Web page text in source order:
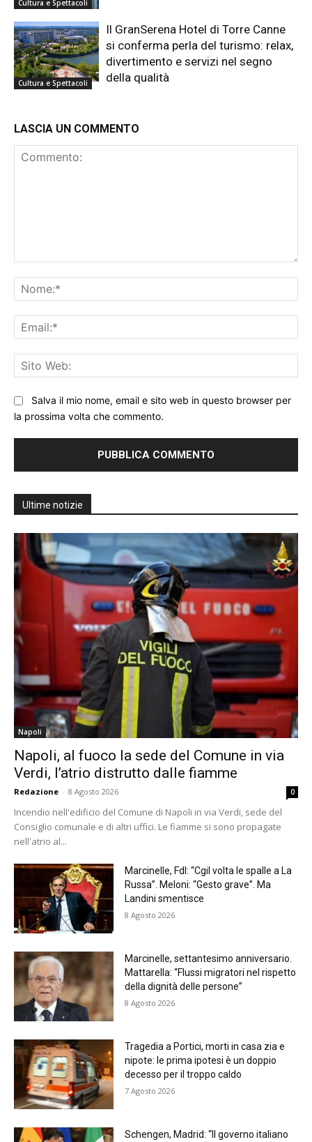
Cultura e Spettacoli
Cultura e Spettacoli
Il GranSerena Hotel di Torre Canne
si conferma perla del turismo: relax,
divertimento e servizi nel segno
della qualità
LASCIA UN COMMENTO
Salva il mio nome, email e sito web in questo browser per
la prossima volta che commento.
Ultime notizie
Napoli
Napoli, al fuoco la sede del Comune in via
Verdi, l’atrio distrutto dalle fiamme
Redazione - 8 Agosto 2026 0
Incendio nell'edificio del Comune di Napoli in via Verdi, sede del
Consiglio comunale e di altri uffici. Le fiamme si sono propagate
nell'atrio al...
Marcinelle, FdI: “Cgil volta le spalle a La
Russa”. Meloni: “Gesto grave”. Ma
Landini smentisce
8 Agosto 2026
Marcinelle, settantesimo anniversario.
Mattarella: “Flussi migratori nel rispetto
della dignità delle persone”
8 Agosto 2026
Tragedia a Portici, morti in casa zia e
nipote: le prima ipotesi è un doppio
decesso per il troppo caldo
7 Agosto 2026
Schengen, Madrid: “Il governo italiano